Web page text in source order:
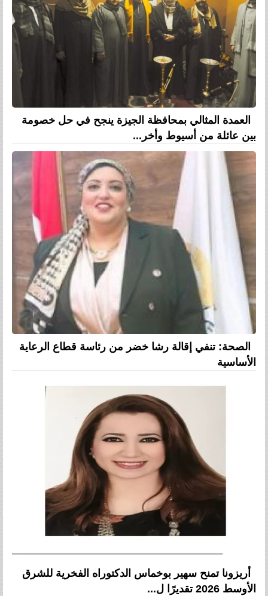
العمدة المثالي بمحافظة الجيزة ينجح في حل خصومة
بين عائلة من أسيوط وأخر...
الصحة: تنفي إقالة رشا خضر من رئاسة قطاع الرعاية
الأساسية
أريزونا تمنح سهير بوخماس الدكتوراه الفخرية للشرق
الأوسط 2026 تقديرًا ل...